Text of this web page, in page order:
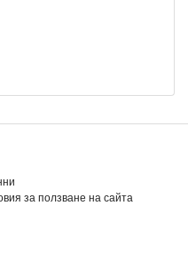
за ползване на сайта